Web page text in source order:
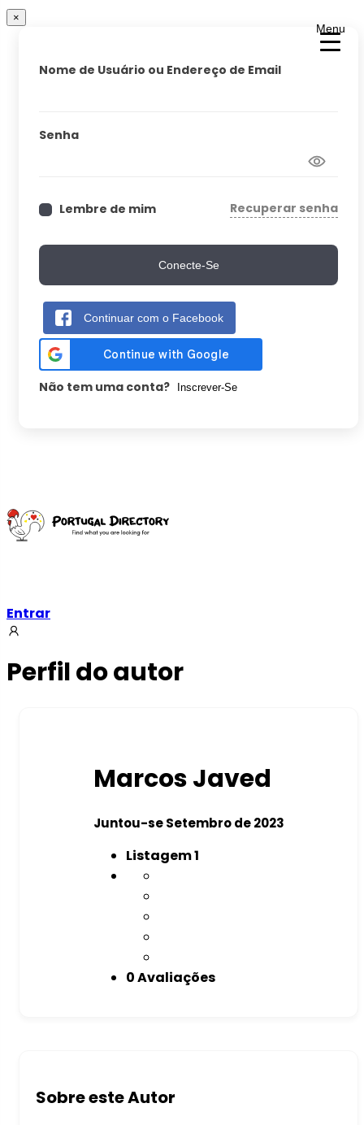
Menu
×
Nome de Usuário ou Endereço de Email
Senha
Lembre de mim Recuperar senha
Conecte-Se
Continuar com o Facebook
Não tem uma conta? Inscrever-Se
conteúdo
Entrar
Perfil do autor
Marcos Javed
Juntou-se Setembro de 2023
Listagem1
0 Avaliações
Sobre este Autor